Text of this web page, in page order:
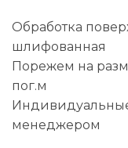
Обработка
шлифованная
Порежем на
пог.м
менеджером